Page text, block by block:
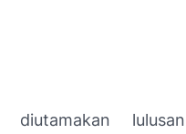
diutamakan lulusan